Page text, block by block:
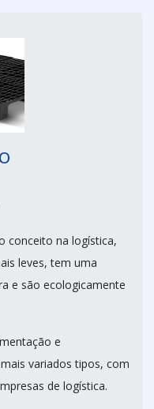
conceito na logística,
leves, tem uma
e são ecologicamente
e
variados tipos, com
de logística.